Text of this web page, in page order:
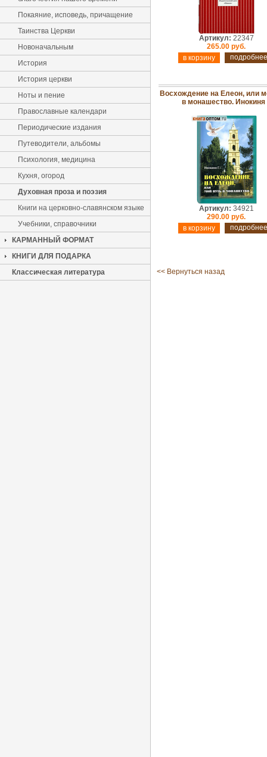
Покаяние, исповедь, причащение
Таинства Церкви
Новоначальным
История
История церкви
Ноты и пение
Православные календари
Периодические издания
Путеводители, альбомы
Психология, медицина
Кухня, огород
Духовная проза и поэзия
Книги на церковно-славянском языке
Учебники, справочники
КАРМАННЫЙ ФОРМАТ
КНИГИ ДЛЯ ПОДАРКА
Классическая литература
Артикул: 22347
265.00 руб.
подробнее
Восхождение на Елеон, или
в монашество. Инокиня
Артикул: 34921
290.00 руб.
подробнее
<< Вернуться назад